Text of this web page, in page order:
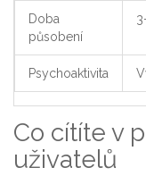
Doba
působení
Psychoaktivita
Co cítíte v
uživatelů